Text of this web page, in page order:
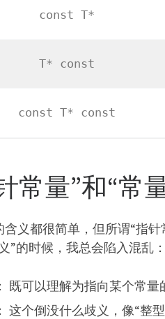
const T*
T* const
const T* const
常量”和“常
义都很简单，但所谓“指
”的时候，我总会陷入混乱：
既可以理解为指向某个常量
这个倒没什么歧义，像“整